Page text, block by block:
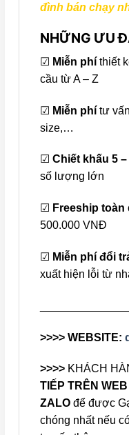
đình bán chạy
NHỮNG ƯU
☑ Miễn phí thiết
cầu từ A – Z
☑ Miễn phí tư
size,…
☑ Chiết khấu 5 –
số lượng lớn
☑ Freeship toàn
500.000 VNĐ
☑ Miễn phí đổi
xuất hiện lỗi từ
>>>> WEBSITE:
>>>> KHÁCH
TIẾP TRÊN WEB
ZALO để được
chóng nhất nếu